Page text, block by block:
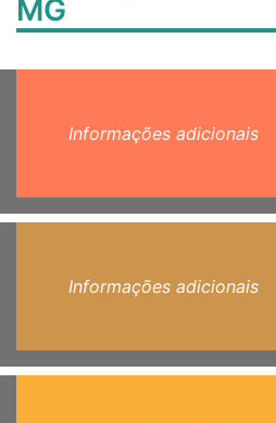
MG
Informações adicionais
Informações adicionais